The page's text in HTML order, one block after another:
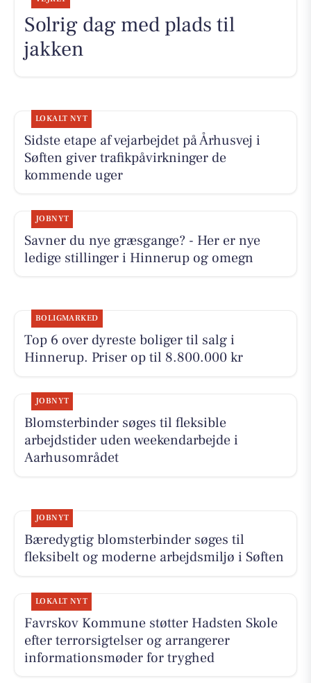
Solrig dag med plads til
jakken
LOKALT NYT
Sidste etape af vejarbejdet på Århusvej i
Søften giver trafikpåvirkninger de
kommende uger
JOBNYT
Savner du nye græsgange? - Her er nye
ledige stillinger i Hinnerup og omegn
BOLIGMARKED
Top 6 over dyreste boliger til salg i
Hinnerup. Priser op til 8.800.000 kr
JOBNYT
Blomsterbinder søges til fleksible
arbejdstider uden weekendarbejde i
Aarhusområdet
JOBNYT
Bæredygtig blomsterbinder søges til
fleksibelt og moderne arbejdsmiljø i Søften
LOKALT NYT
Favrskov Kommune støtter Hadsten Skole
efter terrorsigtelser og arrangerer
informationsmøder for tryghed